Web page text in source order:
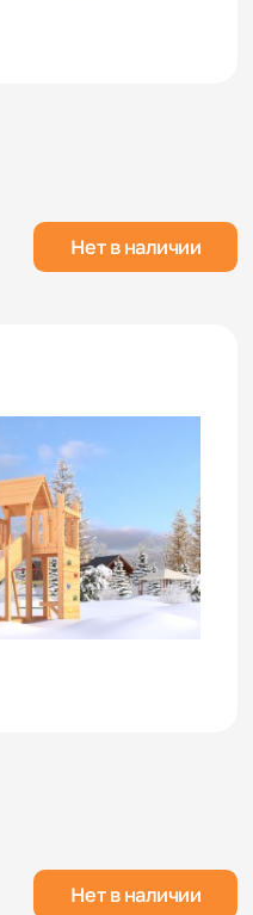
Нет в наличии
Нет в наличии